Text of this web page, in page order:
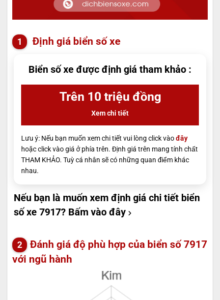
Định giá biển số xe
Biển số xe được định giá tham khảo :
Trên 10 triệu đồng
Xem chi tiết
Lưu ý: Nếu bạn muốn xem chi tiết vui lòng click vàođây
hoặc click vào giá ở phía trên. Định giá trên mang tính chất
THAM KHẢO. Tuỳ cá nhân sẽ có những quan điểm khác
nhau.
Nếu bạn là muốn xem định giá chi tiết biển
số xe 7917? Bấm vào đây
Đánh giá độ phù hợp của biển số 7917
với ngũ hành